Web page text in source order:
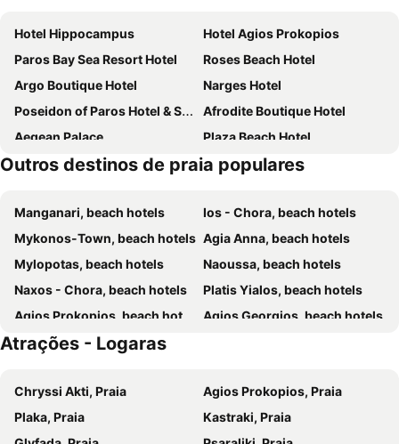
Hotel Hippocampus
Hotel Agios Prokopios
Paros Bay Sea Resort Hotel
Roses Beach Hotel
Argo Boutique Hotel
Narges Hotel
Poseidon of Paros Hotel & Spa
Afrodite Boutique Hotel
Aegean Palace
Plaza Beach Hotel
Polos Hotel Paros by GHH
Summer Shades Hotel
Fyrogenis Palace
Dilion Hotel
Princess Of Naxos
Paros Inn Seafront by GHH
Pnoi Hotel
Paros Palace
Paroscarmel studio-apartment
Hotel Paros
Sun and Moon Villas
Mrs Armelina by Mr and Mrs White
Lagos Mare Hotel
Zefyros Studios
Nikolas Hotel
Naxos Resort
Lianos Village
Outros destinos de praia populares
Manganari, beach hotels
Ios - Chora, beach hotels
Mykonos-Town, beach hotels Agia Anna, beach hotels
Mylopotas, beach hotels
Naoussa, beach hotels
Naxos - Chora, beach hotels
Platis Yialos, beach hotels
Agios Prokopios, beach hotels
Agios Georgios, beach hotels
Elia Beach, beach hotels
Ornos, beach hotels
Agios Stefanos, beach hotels
Psarou, beach hotels
Kalo Livadi, beach hotels
Atrações - Logaras
Chryssi Akti, Praia
Agios Prokopios, Praia
Plaka, Praia
Kastraki, Praia